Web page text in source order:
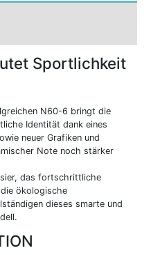
Sportlichkeit
N60-6 bringt die
Identität dank eines
neuer Grafiken und
Note noch stärker
das fortschrittliche
ökologische
dieses smarte und